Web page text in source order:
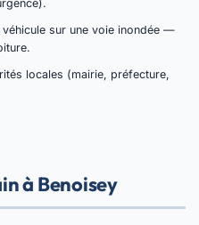
sur une voie inondée —
locales (mairie, préfecture,
à Benoisey